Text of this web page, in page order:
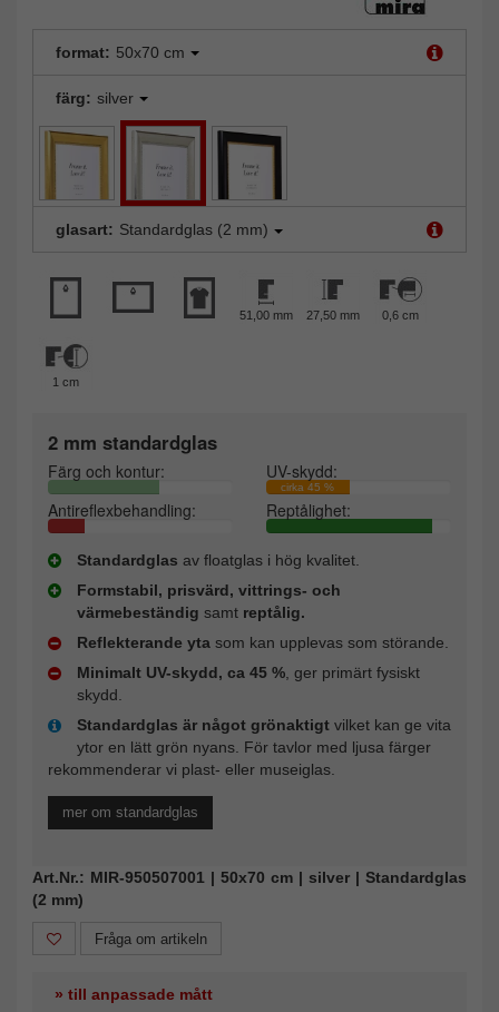
format: 50x70 cm
färg: silver
glasart: Standardglas (2 mm)
51,00 mm 27,50 mm 0,6 cm
1 cm
2 mm standardglas
Färg och kontur: UV-skydd:
cirka 45 %
Antireflexbehandling: Reptålighet:
Standardglas av floatglas i hög kvalitet.
Formstabil, prisvärd, vittrings- och
värmebeständig samt reptålig.
Reflekterande yta som kan upplevas som störande.
Minimalt UV-skydd, ca 45 %, ger primärt fysiskt
skydd.
Standardglas är något grönaktigt vilket kan ge vita
ytor en lätt grön nyans. För tavlor med ljusa färger
rekommenderar vi plast- eller museiglas.
mer om standardglas
Art.Nr.: MIR-950507001 | 50x70 cm | silver | Standardglas
(2 mm)
Fråga om artikeln
» till anpassade mått